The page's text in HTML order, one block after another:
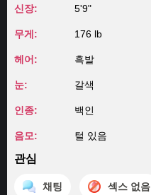
신장: 5'9"
무게: 176 lb
헤어: 흑발
눈: 갈색
인종: 백인
음모: 털 있음
관심
채팅 섹스 없음